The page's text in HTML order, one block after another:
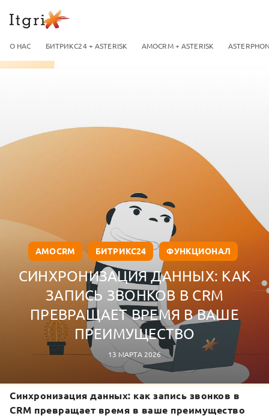
О НАС БИТРИКС24 + ASTERISK AMOCRM + ASTERISK
AMOCRM БИТРИКС24 ФУНКЦИОНАЛ
СИНХРОНИЗАЦИЯ ДАННЫХ: КАК
ЗАПИСЬ ЗВОНКОВ В CRM
ПРЕВРАЩАЕТ ВРЕМЯ В ВАШЕ
ПРЕИМУЩЕСТВО
13 МАРТА 2026
Синхронизация данных: как запись звонков в
CRM превращает время в ваше преимущество